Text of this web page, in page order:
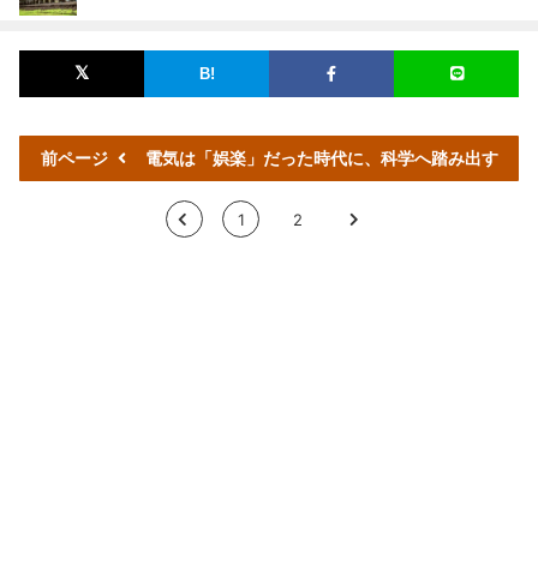
前ページ 電気は「娯楽」だった時代に、科学へ踏み出す
< 1 2 >